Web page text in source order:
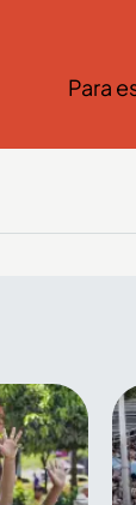
Para